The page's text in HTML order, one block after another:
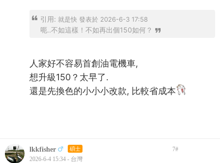
引用: 就是快 發表於 2026-6-3 17:58
呃..不如這樣！不如再出個150如何？
人家好不容易首創油電機車,
想升級150？太早了.
還是先換色的小小小改款, 比較省成本
lkkfisher 碩士 7#
2026-6-4 15:34 - 台灣